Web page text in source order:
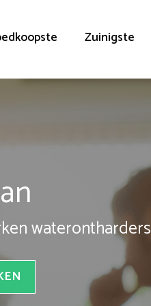
Zuinigste
waterontharders